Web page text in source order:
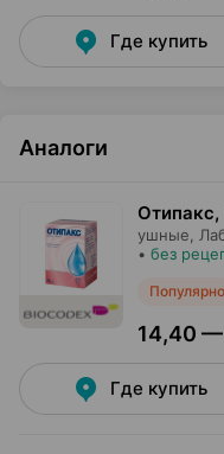
Где купить
Аналоги
Отипакс,
ушные,
• без
Популярно
14,40 —
Где купить